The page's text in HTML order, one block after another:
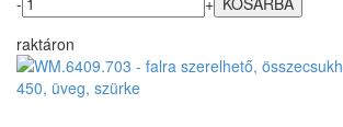
raktáron